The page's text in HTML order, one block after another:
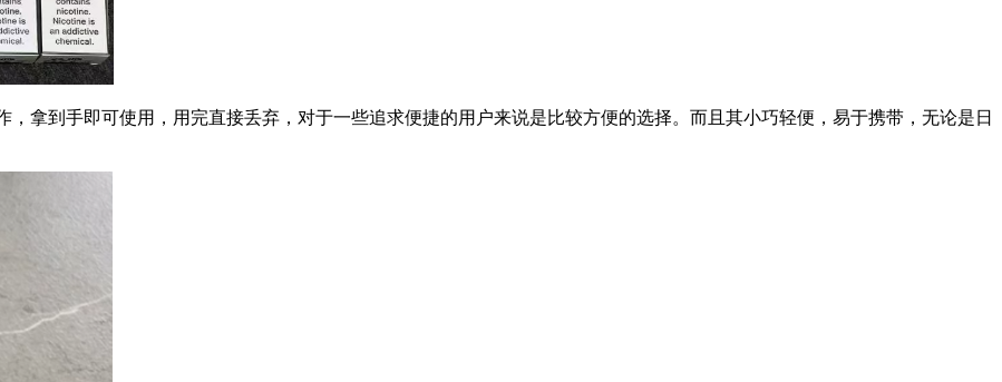
拿到手即可使用，用完直接丢弃，对于一些追求便捷的用户来说是比较方便的选择。而且其小巧轻便，易于携带，无论是日